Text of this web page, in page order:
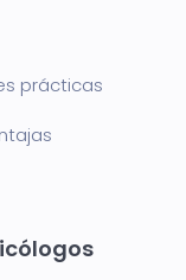
prácticas